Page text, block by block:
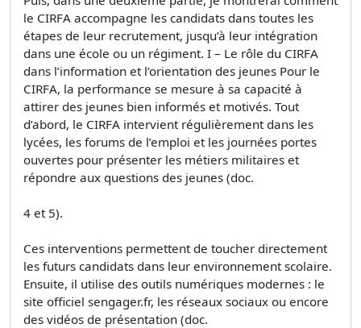
le CIRFA accompagne les candidats dans toutes les
étapes de leur recrutement, jusqu’à leur intégration
dans une école ou un régiment. I – Le rôle du CIRFA
dans l’information et l’orientation des jeunes Pour le
CIRFA, la performance se mesure à sa capacité à
attirer des jeunes bien informés et motivés. Tout
d’abord, le CIRFA intervient régulièrement dans les
lycées, les forums de l’emploi et les journées portes
ouvertes pour présenter les métiers militaires et
répondre aux questions des jeunes (doc.
4 et 5).
Ces interventions permettent de toucher directement
les futurs candidats dans leur environnement scolaire.
Ensuite, il utilise des outils numériques modernes : le
site officiel sengager.fr, les réseaux sociaux ou encore
des vidéos de présentation (doc.